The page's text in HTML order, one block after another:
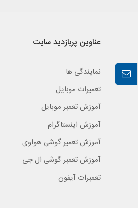
عناوین پربازدید سایت
نمایندگی ها
تعمیرات موبایل
آموزش تعمیر موبایل
آموزش اینستاگرام
آموزش تعمیر گوشی هواوی
آموزش تعمیر گوشی ال جی
تعمیرات آیفون